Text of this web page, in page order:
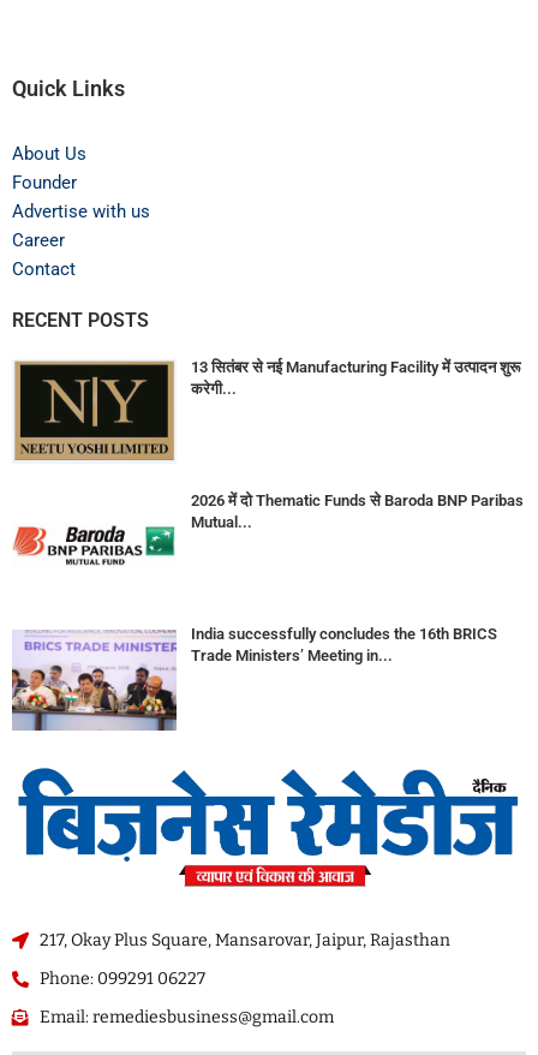
Quick Links
About Us
Founder
Advertise with us
Career
Contact
RECENT POSTS
13 सितंबर से नई Manufacturing Facility में उत्पादन शुरू
करेगी...
2026 में दो Thematic Funds से Baroda BNP Paribas
Mutual...
India successfully concludes the 16th BRICS
Trade Ministers’ Meeting in...
217, Okay Plus Square, Mansarovar, Jaipur, Rajasthan
Phone: 099291 06227
Email: remediesbusiness@gmail.com